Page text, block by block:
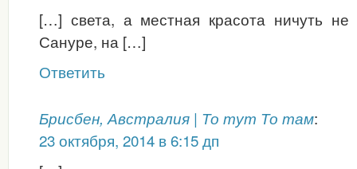
[…] света, а местная красота ничуть не
Сануре, на […]
Ответить
Брисбен, Австралия | То тут То там:
23 октября, 2014 в 6:15 дп